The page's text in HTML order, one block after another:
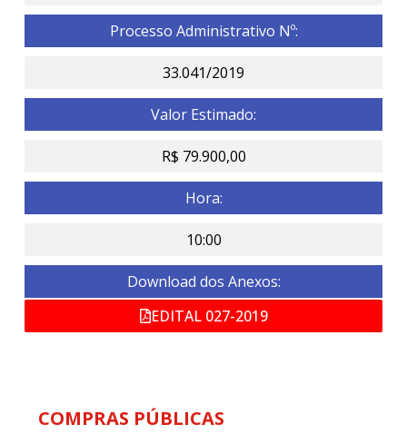
Processo Administrativo Nº:
33.041/2019
Valor Estimado:
R$ 79.900,00
Hora:
10:00
Download dos Anexos:
EDITAL 027-2019
COMPRAS PÚBLICAS